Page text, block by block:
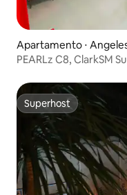
Apartamento ⋅
PEARLz C8, ClarkSM
Superhost
Superhost